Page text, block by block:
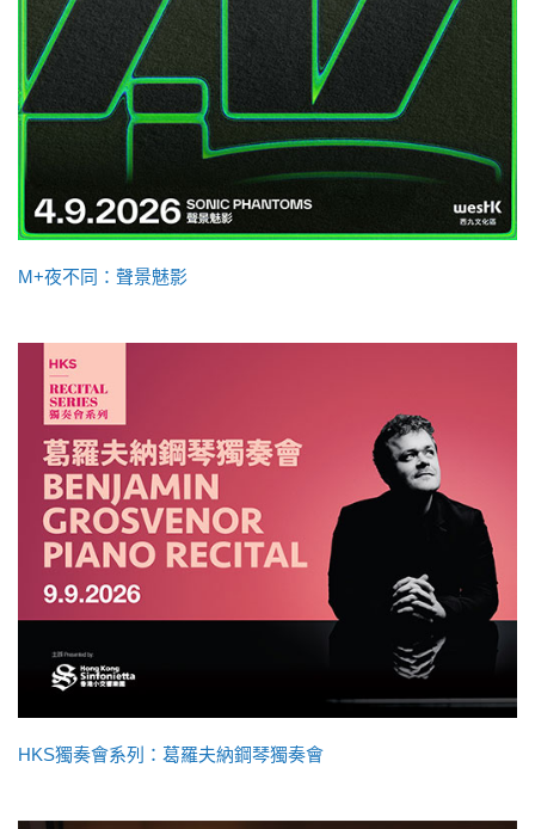
M+夜不同：聲景魅影
HKS獨奏會系列：葛羅夫納鋼琴獨奏會